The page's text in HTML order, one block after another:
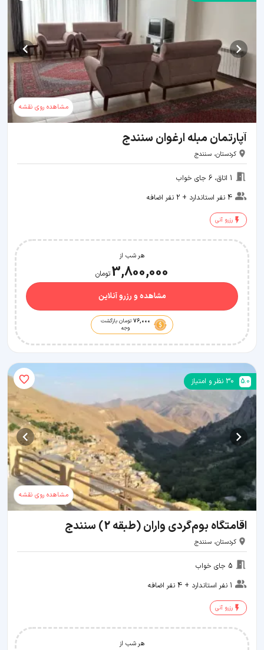
مشاهده روی نقشه
آپارتمان مبله ارغوان سنندج
کردستان، سنندج
1 اتاق، 6 جای خواب
4 نفر استاندارد + 2 نفر اضافه
رزرو آنی
هر شب از
3,800,000تومان
مشاهده و رزرو آنلاین
76,000 تومان بازگشت
وجه
5.0
30 نظر و امتیاز
مشاهده روی نقشه
اقامتگاه بوم‌گردی واران (طبقه 2) سنندج
کردستان، سنندج
5 جای خواب
1 نفر استاندارد + 4 نفر اضافه
رزرو آنی
هر شب از